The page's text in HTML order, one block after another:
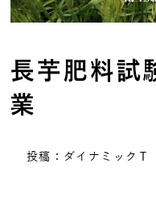
長芋肥料試
業
投稿：ダイナミッ